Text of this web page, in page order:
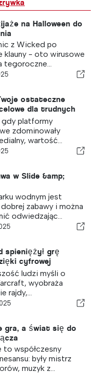
na Halloween do
z Wicked po
klauny - oto wirusowe
tegoroczne...
ostateczne
dla trudnych
filmów na DVD
gdy platformy
zdominowały
wartość...
w Slide &amp;
wodnym jest
zabawy i można
odwiedzając...
spieniężył grę
cyfrowej
ludzi myśli o
wyobraża
rajdy,...
gra, a świat się do
to współczesny
były mistrz
muzyk z...